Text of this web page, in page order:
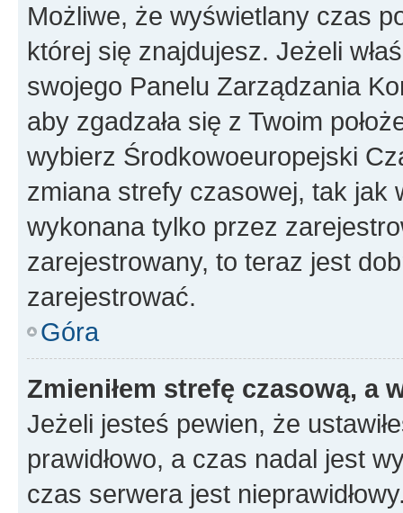
Możliwe, że wyświetlany czas
której się znajdujesz. Jeżeli
swojego Panelu Zarządzania
aby zgadzała się z Twoim
wybierz Środkowoeuropejski
zmiana strefy czasowej, tak jak
wykonana tylko przez
zarejestrowany, to teraz jest
zarejestrować.
Góra
Zmieniłem strefę czasową, a
Jeżeli jesteś pewien, że
prawidłowo, a czas nadal jest
czas serwera jest